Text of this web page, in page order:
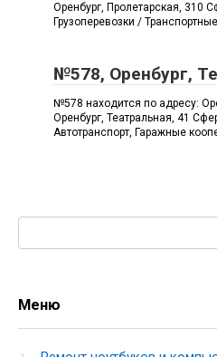
Оренбург, Пролетарская, 310
Грузоперевозки / Транспортные
№578, Оренбург,
№578 находится по адресу:
Оренбург, Театральная, 41
Автотранспорт, Гаражные
Поиск:
Меню